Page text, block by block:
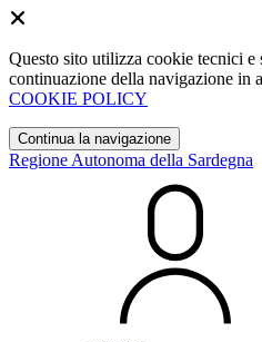
Questo sito utilizza cookie tecnici
continuazione della navigazione in
COOKIE POLICY
Continua la navigazione
Regione Autonoma della Sardegna